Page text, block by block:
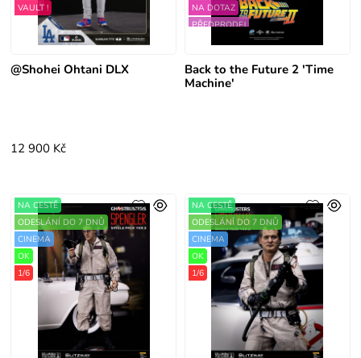
@Shohei Ohtani DLX
VAULT !
12 900 Kč
Back to the Future 2 'Time
Machine'
NA DOTAZ
PŘEDPRODEJ
NA CESTĚ
ODESLÁNÍ DO 7 DNŮ
CINEMA
OK
1/6
NA CESTĚ
ODESLÁNÍ DO 7 DNŮ
CINEMA
OK
1/6